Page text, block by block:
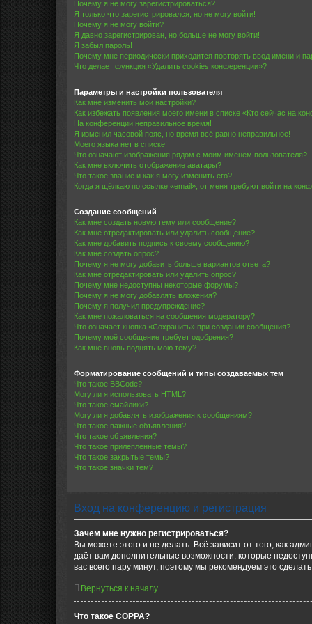
Почему я не могу зарегистрироваться?
Я только что зарегистрировался, но не могу войти!
Почему я не могу войти?
Я давно зарегистрирован, но больше не могу войти!
Я забыл пароль!
Почему мне периодически приходится повторять ввод имени и
Что делает функция «Удалить cookies конференции»?
Параметры и настройки пользователя
Как мне изменить мои настройки?
Как избежать появления моего имени в списке «Кто сейчас на
На конференции неправильное время!
Я изменил часовой пояс, но время всё равно неправильное!
Моего языка нет в списке!
Что означают изображения рядом с моим именем пользователя?
Как мне включить отображение аватары?
Что такое звание и как я могу изменить его?
Когда я щёлкаю по ссылке «email», от меня требуют войти на
Создание сообщений
Как мне создать новую тему или сообщение?
Как мне отредактировать или удалить сообщение?
Как мне добавить подпись к своему сообщению?
Как мне создать опрос?
Почему я не могу добавить больше вариантов ответа?
Как мне отредактировать или удалить опрос?
Почему мне недоступны некоторые форумы?
Почему я не могу добавлять вложения?
Почему я получил предупреждение?
Как мне пожаловаться на сообщения модератору?
Что означает кнопка «Сохранить» при создании сообщения?
Почему моё сообщение требует одобрения?
Как мне вновь поднять мою тему?
Форматирование сообщений и типы создаваемых тем
Что такое BBCode?
Могу ли я использовать HTML?
Что такое смайлики?
Могу ли я добавлять изображения к сообщениям?
Что такое важные объявления?
Что такое объявления?
Что такое прилепленные темы?
Что такое закрытые темы?
Что такое значки тем?
Вход на конференцию и регистрация
Зачем мне нужно регистрироваться?
Вы можете этого и не делать. Всё зависит от того, как
даёт вам дополнительные возможности, которые
вас всего пару минут, поэтому мы рекомендуем это
Вернуться к началу
Что такое COPPA?